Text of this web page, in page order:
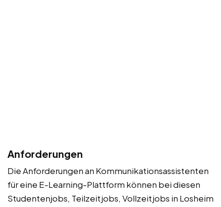
Anforderungen
Die Anforderungen an Kommunikationsassistenten
für eine E-Learning-Plattform können bei diesen
Studentenjobs, Teilzeitjobs, Vollzeitjobs in Losheim